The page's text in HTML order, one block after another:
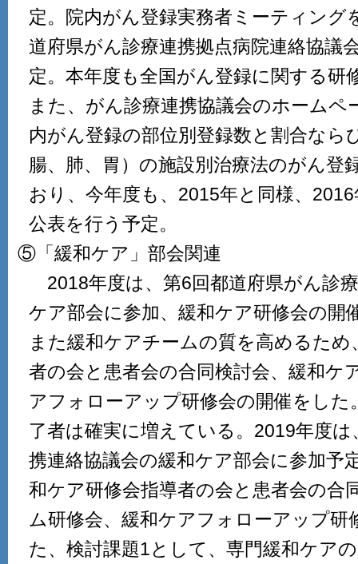
定。院内がん登録実務者ミーティング
道府県がん診療連携拠点病院連絡協
定。本年度も全国がん登録に関する研
また、がん診療連携協議会のホームペ
内がん登録の部位別登録数と割合なら
腸、肺、胃）の施設別治療法のがん登
おり、今年度も、2015年と同様、
公表を行う予定。
⑤「緩和ケア」部会関連
2018年度は、第6回都道府県がん診
ケア部会に参加、緩和ケア研修会の開
また緩和ケアチームの質を高めるため
者の会と患者会の合同検討会、緩和ケ
アフォローアップ研修会の開催をした
了者は確実に増えている。2019年度
携連絡協議会の緩和ケア部会に参加予
和ケア研修会指導者の会と患者会の合
ム研修会、緩和ケアフォローアップ研
た、検討課題1として、専門緩和ケア